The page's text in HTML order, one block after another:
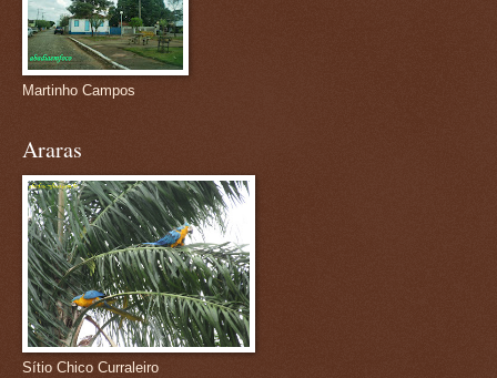
Martinho Campos
Araras
Sítio Chico Curraleiro